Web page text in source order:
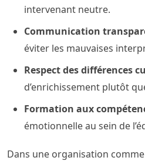
intervenant neutre.
Communication
éviter les mauvaises
Respect des différences
d’enrichissement plutôt
Formation aux
émotionnelle au sein de
Dans une organisation